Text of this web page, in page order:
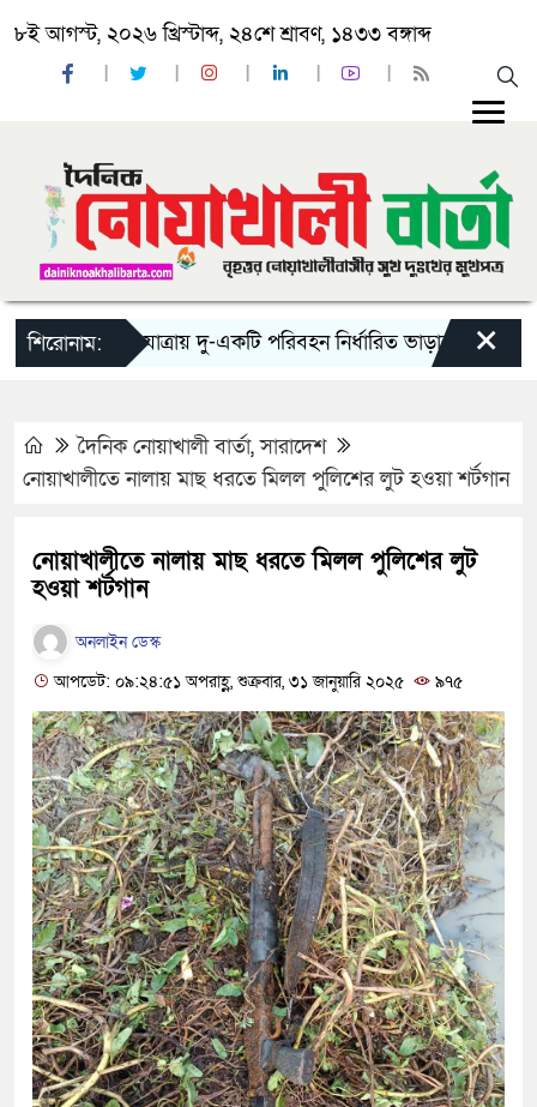
৮ই আগস্ট, ২০২৬ খ্রিস্টাব্দ, ২৪শে শ্রাবণ, ১৪৩৩ বঙ্গাব্দ
শিরোনাম:
‘ঈদ যাত্রায় দু-একটি পরিবহন নির্ধারিত ভাড়ার চেয়েও কম×
দৈনিক নোয়াখালী বার্তা,সারাদেশ
নোয়াখালীতে নালায় মাছ ধরতে মিলল পুলিশের লুট হওয়া শর্টগান
নোয়াখালীতে নালায় মাছ ধরতে মিলল পুলিশের লুট
হওয়া শর্টগান
অনলাইন ডেস্ক
আপডেট: ০৯:২৪:৫১ অপরাহ্ণ, শুক্রবার, ৩১ জানুয়ারি ২০২৫
৯৭৫